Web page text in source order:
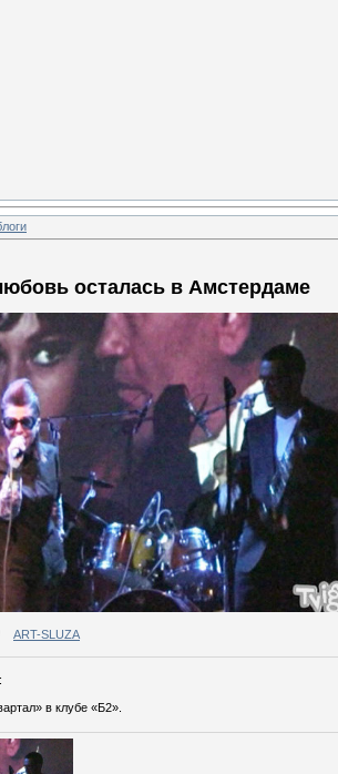
осталась в Амстердаме
ART-SLUZA
:
в клубе «Б2».